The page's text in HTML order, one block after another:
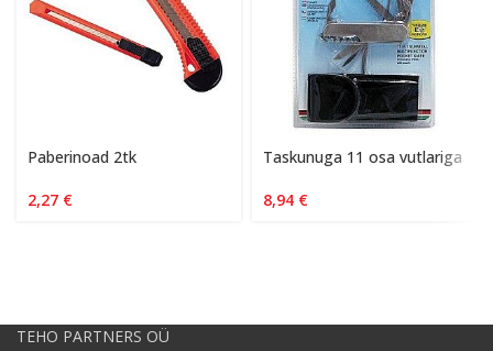
Paberinoad 2tk
2,27 €
Taskunuga 11 osa vutlariga
8,94 €
TEHO PARTNERS OÜ